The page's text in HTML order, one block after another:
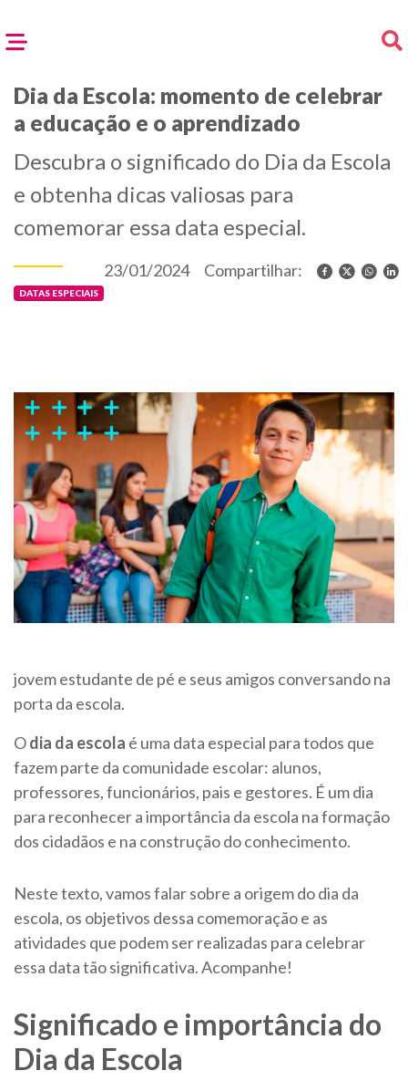
Dia da Escola: momento de celebrar
a educação e o aprendizado
Descubra o significado do Dia da Escola
e obtenha dicas valiosas para
comemorar essa data especial.
DATAS ESPECIAIS
23/01/2024 Compartilhar:
jovem estudante de pé e seus amigos conversando na
porta da escola.
Odia da escola é uma data especial para todos que
fazem parte da comunidade escolar: alunos,
professores, funcionários, pais e gestores. É um dia
para reconhecer a importância da escola na formação
dos cidadãos e na construção do conhecimento.
Neste texto, vamos falar sobre a origem do dia da
escola, os objetivos dessa comemoração e as
atividades que podem ser realizadas para celebrar
essa data tão significativa. Acompanhe!
Significado e importância do
Dia da Escola